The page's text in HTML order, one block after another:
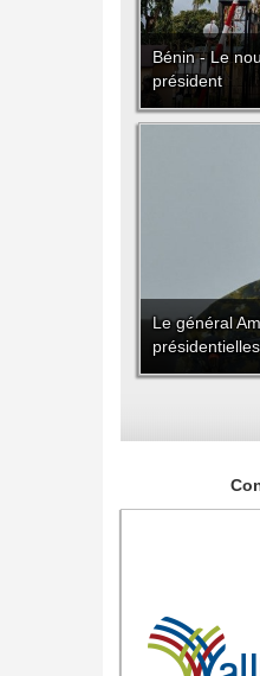
Bénin - Le
président
Le général